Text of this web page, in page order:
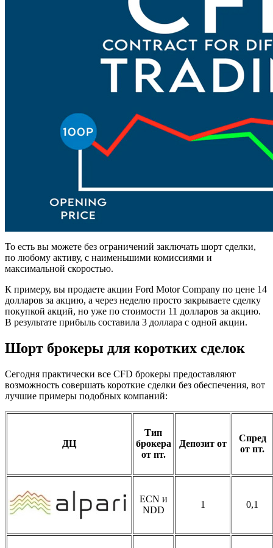
То есть вы можете без ограничений заключать шорт сделки,
по любому активу, с наименьшими комиссиями и
максимальной скоростью.
К примеру, вы продаете акции Ford Motor Company по цене 14
долларов за акцию, а через неделю просто закрываете сделку
покупкой акций, но уже по стоимости 11 долларов за акцию.
В результате прибыль составила 3 доллара с одной акции.
Шорт брокеры для коротких сделок
Сегодня практически все CFD брокеры предоставляют
возможность совершать короткие сделки без обеспечения, вот
лучшие примеры подобных компаний:
ДЦ
Тип
брокера
от пт.
Депозит от
Спред
от пт.
ECN и
NDD
1 0,1